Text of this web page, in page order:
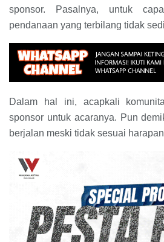
sponsor. Pasalnya, untuk
pendanaan yang terbilang tidak
Dalam hal ini, acapkali
sponsor untuk acaranya. Pun
berjalan meski tidak sesuai